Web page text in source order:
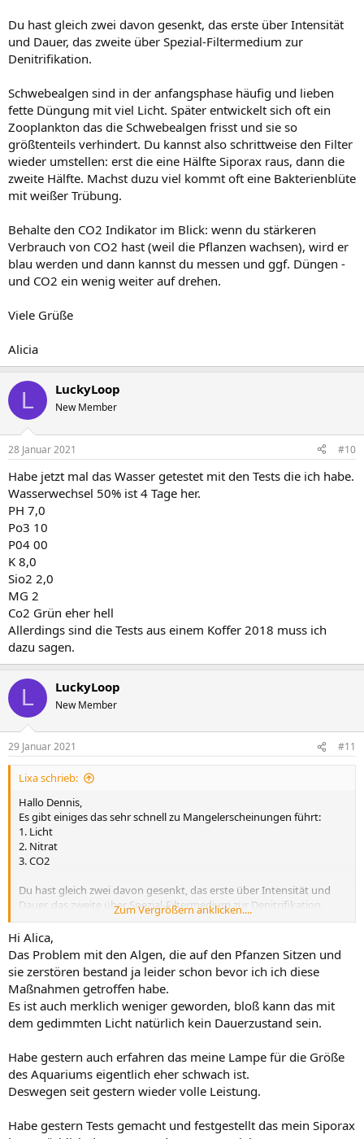
Du hast gleich zwei davon gesenkt, das erste über Intensität
und Dauer, das zweite über Spezial-Filtermedium zur
Denitrifikation.
Schwebealgen sind in der anfangsphase häufig und lieben
fette Düngung mit viel Licht. Später entwickelt sich oft ein
Zooplankton das die Schwebealgen frisst und sie so
größtenteils verhindert. Du kannst also schrittweise den Filter
wieder umstellen: erst die eine Hälfte Siporax raus, dann die
zweite Hälfte. Machst duzu viel kommt oft eine Bakterienblüte
mit weißer Trübung.
Behalte den CO2 Indikator im Blick: wenn du stärkeren
Verbrauch von CO2 hast (weil die Pflanzen wachsen), wird er
blau werden und dann kannst du messen und ggf. Düngen -
und CO2 ein wenig weiter auf drehen.
Viele Grüße
Alicia
L LuckyLoop
New Member
28 Januar 2021 #10
Habe jetzt mal das Wasser getestet mit den Tests die ich habe.
Wasserwechsel 50% ist 4 Tage her.
PH 7,0
Po3 10
P04 00
K 8,0
Sio2 2,0
MG 2
Co2 Grün eher hell
Allerdings sind die Tests aus einem Koffer 2018 muss ich
dazu sagen.
L LuckyLoop
New Member
29 Januar 2021 #11
Lixa schrieb:
Hallo Dennis,
Es gibt einiges das sehr schnell zu Mangelerscheinungen führt:
1. Licht
2. Nitrat
3. CO2
Du hast gleich zwei davon gesenkt, das erste über Intensität und
Dauer, das zweite über Spezial-Filtermedium zur Denitrifikation.
Schwebealgen sind in der anfangsphase häufig und lieben fette
Düngung mit viel Licht. Später entwickelt sich oft ein Zooplankton
das die Schwebealgen frisst und sie so größtenteils verhindert. Du
kannst also schrittweise den Filter wieder umstellen: erst die eine
Hälfte Siporax raus, dann die zweite Hälfte. Machst duzu viel kommt
oft eine Bakterienblüte mit weißer Trübung.
von CO2 hast (weil die Pflanzen wachsen), wird er blau werden und
dann kannst du messen und ggf. Düngen - und CO2 ein wenig
weiter auf drehen.
Zum Vergrößern anklicken....
Hi Alica,
Das Problem mit den Algen, die auf den Pfanzen Sitzen und
sie zerstören bestand ja leider schon bevor ich ich diese
Maßnahmen getroffen habe.
Es ist auch merklich weniger geworden, bloß kann das mit
dem gedimmten Licht natürlich kein Dauerzustand sein.
Habe gestern auch erfahren das meine Lampe für die Größe
des Aquariums eigentlich eher schwach ist.
Deswegen seit gestern wieder volle Leistung.
Habe gestern Tests gemacht und festgestellt das mein Siporax